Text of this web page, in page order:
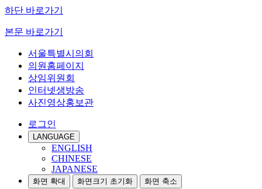
하단 바로가기
본문 바로가기
서울특별시의회
의원홈페이지
상임위원회
인터넷생방송
사진영상홍보관
로그인
LANGUAGE
ENGLISH
CHINESE
JAPANESE
화면 확대 화면크기 초기화 화면 축소